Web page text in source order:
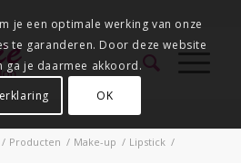
/ Producten / Make-up / Lipstick /
je een optimale werking van onze
te garanderen. Door deze website
ga je daarmee akkoord.
OK